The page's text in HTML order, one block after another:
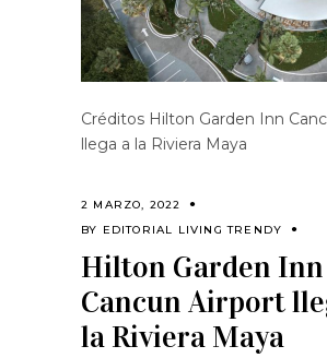
Créditos Hilton Garden Inn
llega a la Riviera Maya
2 MARZO, 2022
BY EDITORIAL LIVING TRENDY
Hilton Garden Inn
Cancun Airport
la Riviera Maya